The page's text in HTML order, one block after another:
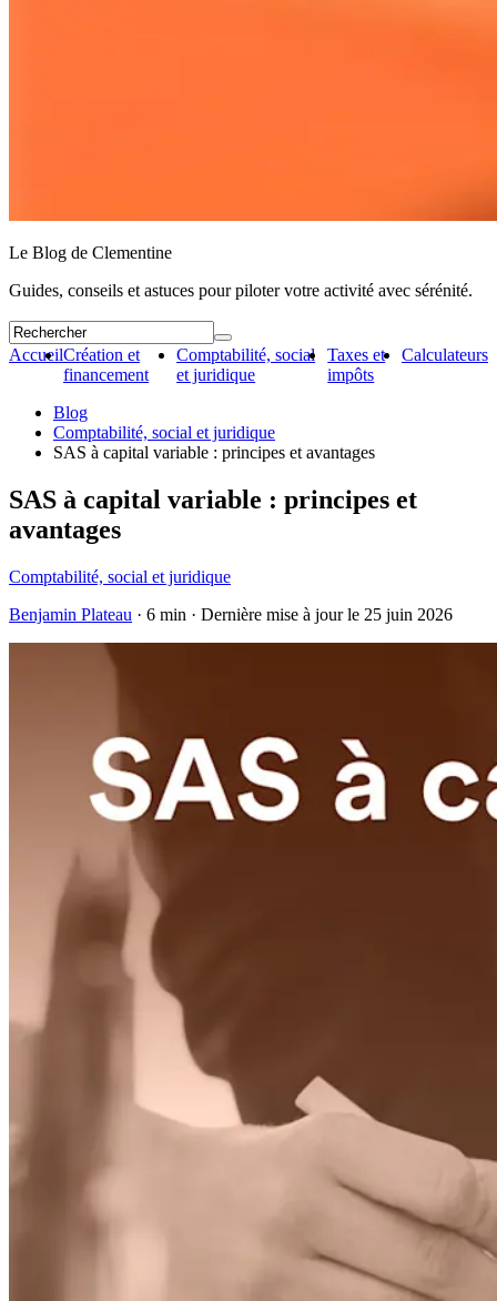
Le Blog de Clementine
Guides, conseils et astuces pour piloter votre activité avec sérénité.
AccueilCréation et
financement
Comptabilité, social
et juridique
Taxes et
impôts
Calculateurs
Blog
Comptabilité, social et juridique
SAS à capital variable : principes et avantages
SAS à capital variable : principes et
avantages
Comptabilité, social et juridique
Benjamin Plateau · 6 min · Dernière mise à jour le 25 juin 2026